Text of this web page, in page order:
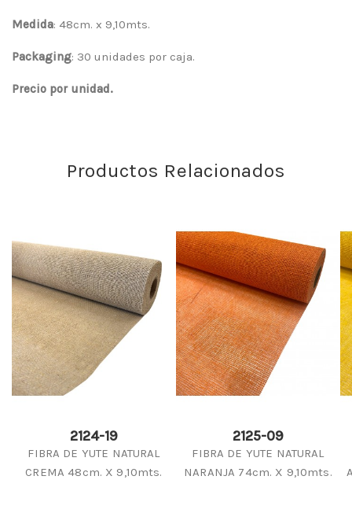
Medida: 48cm. x 9,10mts.
Packaging: 30 unidades por caja.
Precio por unidad.
Productos Relacionados
2124-19
FIBRA DE YUTE NATURAL
CREMA 48cm. X 9,10mts.
2125-09
FIBRA DE YUTE NATURAL
NARANJA 74cm. X 9,10mts.